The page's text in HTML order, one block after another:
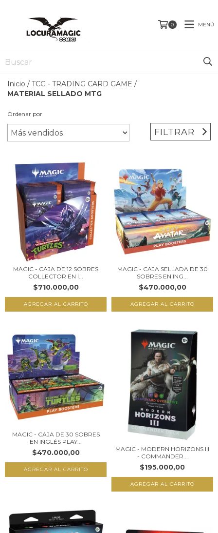
0 MENÚ
Inicio / TCG - TRADING CARD GAME /
MATERIAL SELLADO MTG
Ordenar por
FILTRAR
MAGIC - CAJA DE 12 SOBRES
COLLECTOR EN I...
$710.000,00
MAGIC - CAJA SELLADA DE 30
SOBRES EN ING...
$470.000,00
MAGIC - CAJA DE 30 SOBRES
EN INGLÉS PLAY...
$470.000,00
MAGIC - MODERN HORIZONS III
- COMMANDER...
$195.000,00